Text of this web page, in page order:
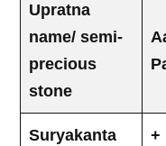
Upratna
name/ semi-
precious
stone
Suryakanta +